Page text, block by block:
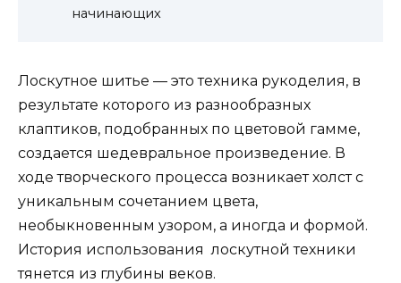
начинающих
Лоскутное шитье — это техника рукоделия, в
результате которого из разнообразных
клаптиков, подобранных по цветовой гамме,
создается шедевральное произведение. В
ходе творческого процесса возникает холст с
уникальным сочетанием цвета,
необыкновенным узором, а иногда и формой.
История использования лоскутной техники
тянется из глубины веков.